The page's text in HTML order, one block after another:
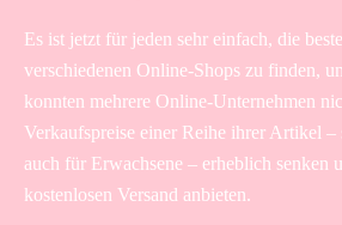
Es ist jetzt für jeden sehr einfach, die
verschiedenen Online-Shops zu finden,
konnten mehrere Online-Unternehmen
Verkaufspreise einer Reihe ihrer Artikel
auch für Erwachsene – erheblich senken
kostenlosen Versand anbieten.